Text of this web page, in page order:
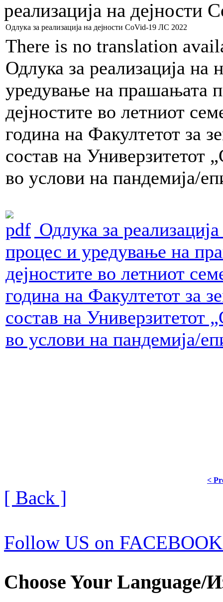
реализација на
Одлука за реализација на дејности CoVid-19 ЛС 2022
There is no translation
Одлука за реализација на
уредување на прашањата
дејностите во летниот
година на Факултетот за
состав на Универзитетот
во услови на пандемија/
Одлука за
процес и уредување на
дејностите во летниот
година на Факултетот за
состав на Универзитетот
во услови на пандемија/
<
[ Back ]
Follow US on
Choose Your Language/